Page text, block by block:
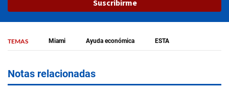
Suscribirme
TEMAS Miami Ayuda económica ESTA
Notas relacionadas